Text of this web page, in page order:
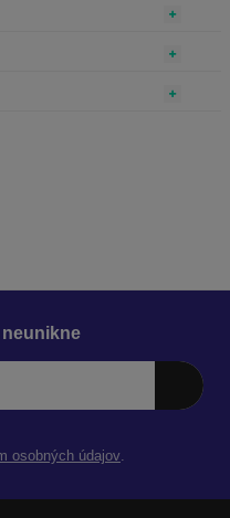
neunikne
osobných údajov.